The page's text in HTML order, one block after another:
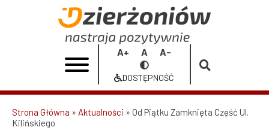
zamknięta
część
ul.
Increase
font
Reset
font
size
Decrease
font
Przełącz
na
Dostępność
DOSTĘPNOŚĆ
Ścieżka
Strona Główna Aktualności
Od Piątku Zamknięta Część Ul.
Kilińskiego